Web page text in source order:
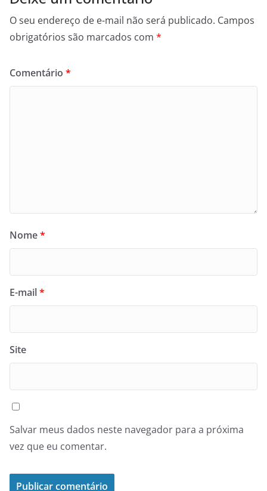
O seu endereço de e-mail não será publicado. Campos
obrigatórios são marcados com *
Comentário *
Nome*
E-mail*
Site
Salvar meus dados neste navegador para a próxima
vez que eu comentar.